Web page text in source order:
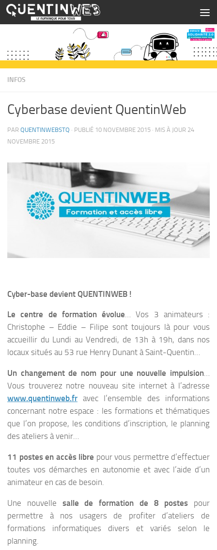
Skip to content
INFOS
Cyberbase devient QuentinWeb
PAR QUENTINWEBSTQ · PUBLIÉ 10 NOVEMBRE 2015 · MIS À JOUR 24
NOVEMBRE 2015
Cyber-base devient QUENTINWEB !
Le centre de formation évolue… Vos 3 animateurs :
Christophe – Eddie – Filipe sont toujours là pour vous
accueillir du Lundi au Vendredi, de 13h à 19h, dans nos
locaux situés au 53 rue Henry Dunant à Saint-Quentin…
Un changement de nom pour une nouvelle impulsion…
Vous trouverez notre nouveau site internet à l’adresse
www.quentinweb.fr avec l’ensemble des informations
concernant notre espace : les formations et thématiques
que l’on propose, les conditions d’inscription, le planning
des ateliers à venir…
11 postes en accès libre pour vous permettre d’effectuer
toutes vos démarches en autonomie et avec l’aide d’un
animateur en cas de besoin.
Une nouvelle salle de formation de 8 postes pour
permettre à nos usagers de profiter d’ateliers de
formations informatiques divers et variés selon le
planning.